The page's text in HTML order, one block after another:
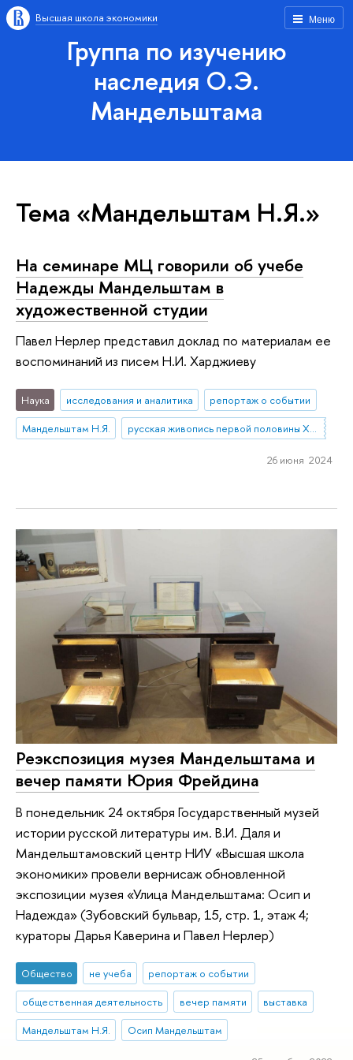
Меню
Высшая школа экономики
Группа по изучению
наследия О.Э.
Мандельштама
Тема «Мандельштам Н.Я.»
На семинаре МЦ говорили об учебе
Надежды Мандельштам в
художественной студии
Павел Нерлер представил доклад по материалам ее
воспоминаний из писем Н.И. Харджиеву
Наука исследования и аналитика
репортаж о событии
Мандельштам Н.Я.
русская живопись первой половины XX века
26 июня 2024
Реэкспозиция музея Мандельштама и
вечер памяти Юрия Фрейдина
В понедельник 24 октября Государственный музей
истории русской литературы им. В.И. Даля и
Мандельштамовский центр НИУ «Высшая школа
экономики» провели вернисаж обновленной
экспозиции музея «Улица Мандельштама: Осип и
Надежда» (Зубовский бульвар, 15, стр. 1, этаж 4;
кураторы Дарья Каверина и Павел Нерлер)
Общество не учеба
репортаж о событии
общественная деятельность
вечер памяти
выставка
Мандельштам Н.Я.
Осип Мандельштам